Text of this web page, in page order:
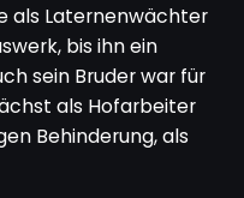
als Laternenwächter
bis ihn ein
sein Bruder war für
als Hofarbeiter
Behinderung, als